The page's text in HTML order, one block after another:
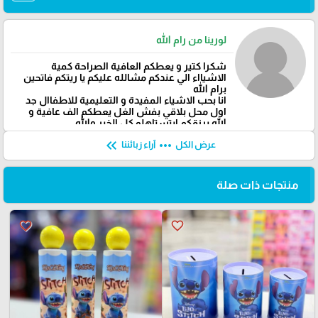
لورينا من رام الله
شكرا كتير و يعطكم العافية الصراحة كمية
الاشيااء الي عندكم مشالله عليكم يا ريتكم فاتحين
برام الله
انا بحب الاشياء المفيدة و التعليمية للاطفاال جد
اول محل بلاقي بفش الغل يعطكم الف عافية و
الله يرزقكم ابتستاهلو كل الخير والله
عرض الكل more_horiz آراء زبائننا keyboard_double_arrow_left
منتجات ذات صلة
favorite_border
favorite_border